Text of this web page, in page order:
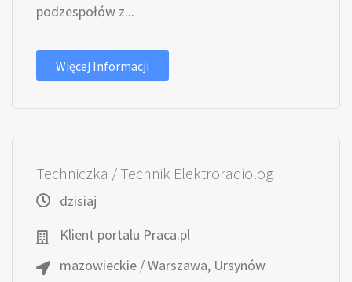
podzespołów z...
Więcej Informacji
Techniczka / Technik Elektroradiolog
dzisiaj
Klient portalu Praca.pl
mazowieckie / Warszawa, Ursynów